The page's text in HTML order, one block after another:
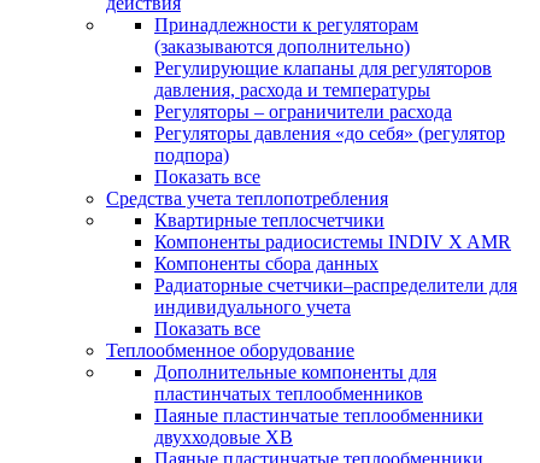
Принадлежности к регуляторам
(заказываются дополнительно)
Регулирующие клапаны для регуляторов
давления, расхода и температуры
Регуляторы – ограничители расхода
Регуляторы давления «до себя» (регулятор
подпора)
Показать все
Средства учета теплопотребления
Квартирные теплосчетчики
Компоненты радиосистемы INDIV X AMR
Компоненты сбора данных
Радиаторные счетчики–распределители для
индивидуального учета
Показать все
Теплообменное оборудование
Дополнительные компоненты для
пластинчатых теплообменников
Паяные пластинчатые теплообменники
двухходовые XB
Паяные пластинчатые теплообменники